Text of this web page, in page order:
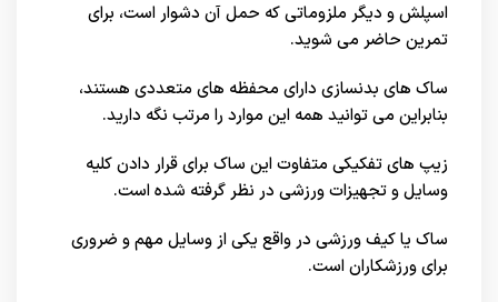
اسپلش و دیگر ملزوماتی که حمل آن دشوار است، برای
تمرین حاضر می شوید.
ساک های بدنسازی دارای محفظه های متعددی هستند،
بنابراین می توانید همه این موارد را مرتب نگه دارید.
زیپ های تفکیکی متفاوت این ساک برای قرار دادن کلیه
وسایل و تجهیزات ورزشی در نظر گرفته شده است.
ساک یا کیف ورزشی در واقع یکی از وسایل مهم و ضروری
برای ورزشکاران است.